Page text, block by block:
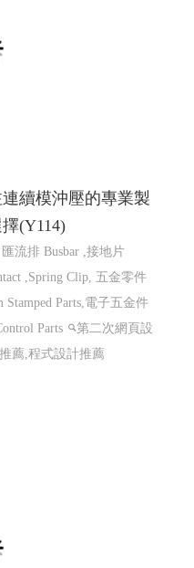
續模沖壓的專業製
(Y114)
流排 Busbar ,接地片
,Spring Clip, 五金零件
Stamped Parts,電子五金件
Parts
第二次網頁設
薦,程式設計推薦